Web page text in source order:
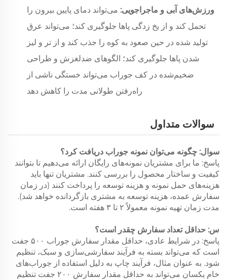
ورزش‌های آبی و ماجراجویی: می‌تواند دمای پایین بیرون را
تحمل کند و از یخ زدگی پاها جلوگیری کند؛ می‌تواند عرق
تولید شده در حین صعود به کوه را جذب کند و از تر و لیز
شدن پاها جلوگیری کند؛ الگوهای ضدلغزش و طراحی
ضخیم‌شده در کف جوراب می‌تواند خستگی ناشی از
راه‌رفتن طولانی مدت را کاهش دهد
سوالات متداول
سوال: چگونه می‌توان نمونه جوراب دریافت کرد؟
پاسخ: ما برای مشتریان نمونه‌های رایگان ارائه می‌دهیم تا بتوانند
کیفیت و ساختار محصول را بررسی کنند. مشتریان تنها باید
هزینه‌های حمل نمونه و هزینه توسعه را پرداخت کنند (در زمان
سفارش عمده، هزینه توسعه به مشتری بازگردانده خواهد شد).
مدت زمان تهیه نمونه معمولاً ۲ تا ۳ هفته است.
س: حداقل تعداد سفارش چقدر است؟
پاسخ: در شرایط عادی، حداقل مقدار سفارش جوراب ۵۰۰ جفت
است که می‌تواند بسته به فرآیند سفارشی‌سازی و سبک، تنظیم
شود. به عنوان مثال، فرآیند چاپ به دلیل استفاده از جوراب‌های
خام یکسان می‌تواند به حداقل مقدار سفارش ۲۰۰ جفت تنظیم